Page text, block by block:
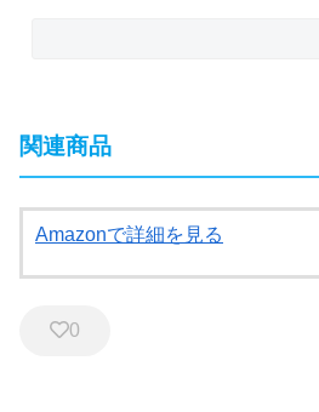
関連商品
Amazonで詳細を見る
0